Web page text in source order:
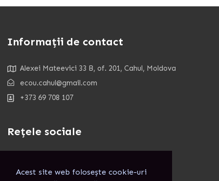
Acest site web folosește cookie-uri
Informații de contact
Alexei Mateevici 33 B, of. 201, Cahul, Moldova
ecou.cahul@gmail.com
+373 69 708 107
Rețele sociale